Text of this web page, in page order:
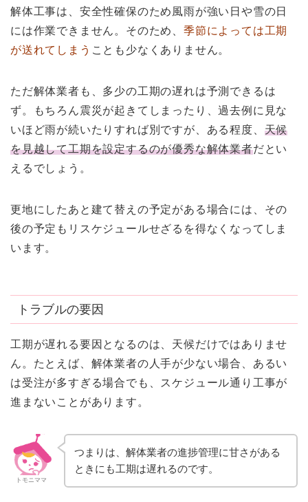
解体工事は、安全性確保のため風雨が強い日や雪の日
には作業できません。そのため、季節によっては工期
が送れてしまう ことも少なくありません。
ただ解体業者も、多少の工期の遅れは予測できるは
ず。もちろん震災が起きてしまったり、過去例に見な
いほど雨が続いたりすれば別ですが、ある程度、 天候
を見越して工期を設定するのが優秀な解体業者だとい
えるでしょう。
更地にしたあと建て替えの予定がある場合には、その
後の予定もリスケジュールせざるを得なくなってしま
います。
トラブルの要因
工期が遅れる要因となるのは、天候だけではありませ
ん。たとえば、解体業者の人手が少ない場合、あるい
は受注が多すぎる場合でも、スケジュール通り工事が
進まないことがあります。
トモニママ
つまりは、解体業者の進捗管理に甘さがある
ときにも工期は遅れるのです。